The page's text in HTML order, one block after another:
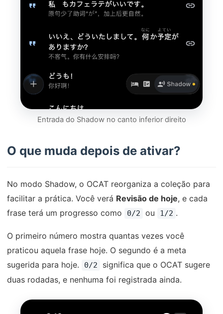
Entrada do Shadow no canto inferior direito
O que muda depois de ativar?
No modo Shadow, o OCAT reorganiza a coleção para
facilitar a prática. Você verá Revisão de hoje, e cada
frase terá um progresso como
0/2 ou 1/2 .
O primeiro número mostra quantas vezes você
praticou aquela frase hoje. O segundo é a meta
sugerida para hoje.
0/2
significa que o OCAT sugere
duas rodadas, e nenhuma foi registrada ainda.